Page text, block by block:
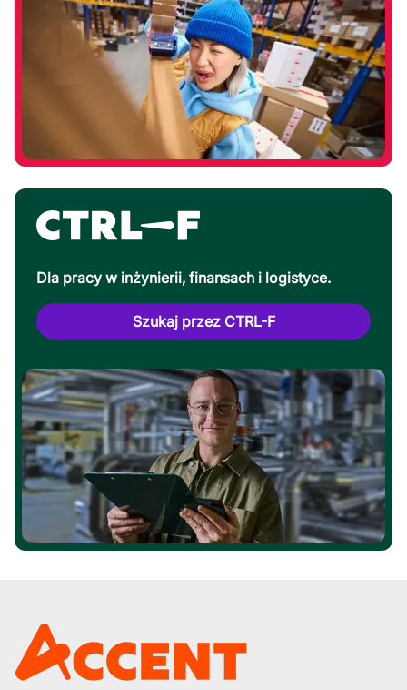
Dla pracy w inżynierii, finansach i logistyce.
Szukaj przez CTRL-F